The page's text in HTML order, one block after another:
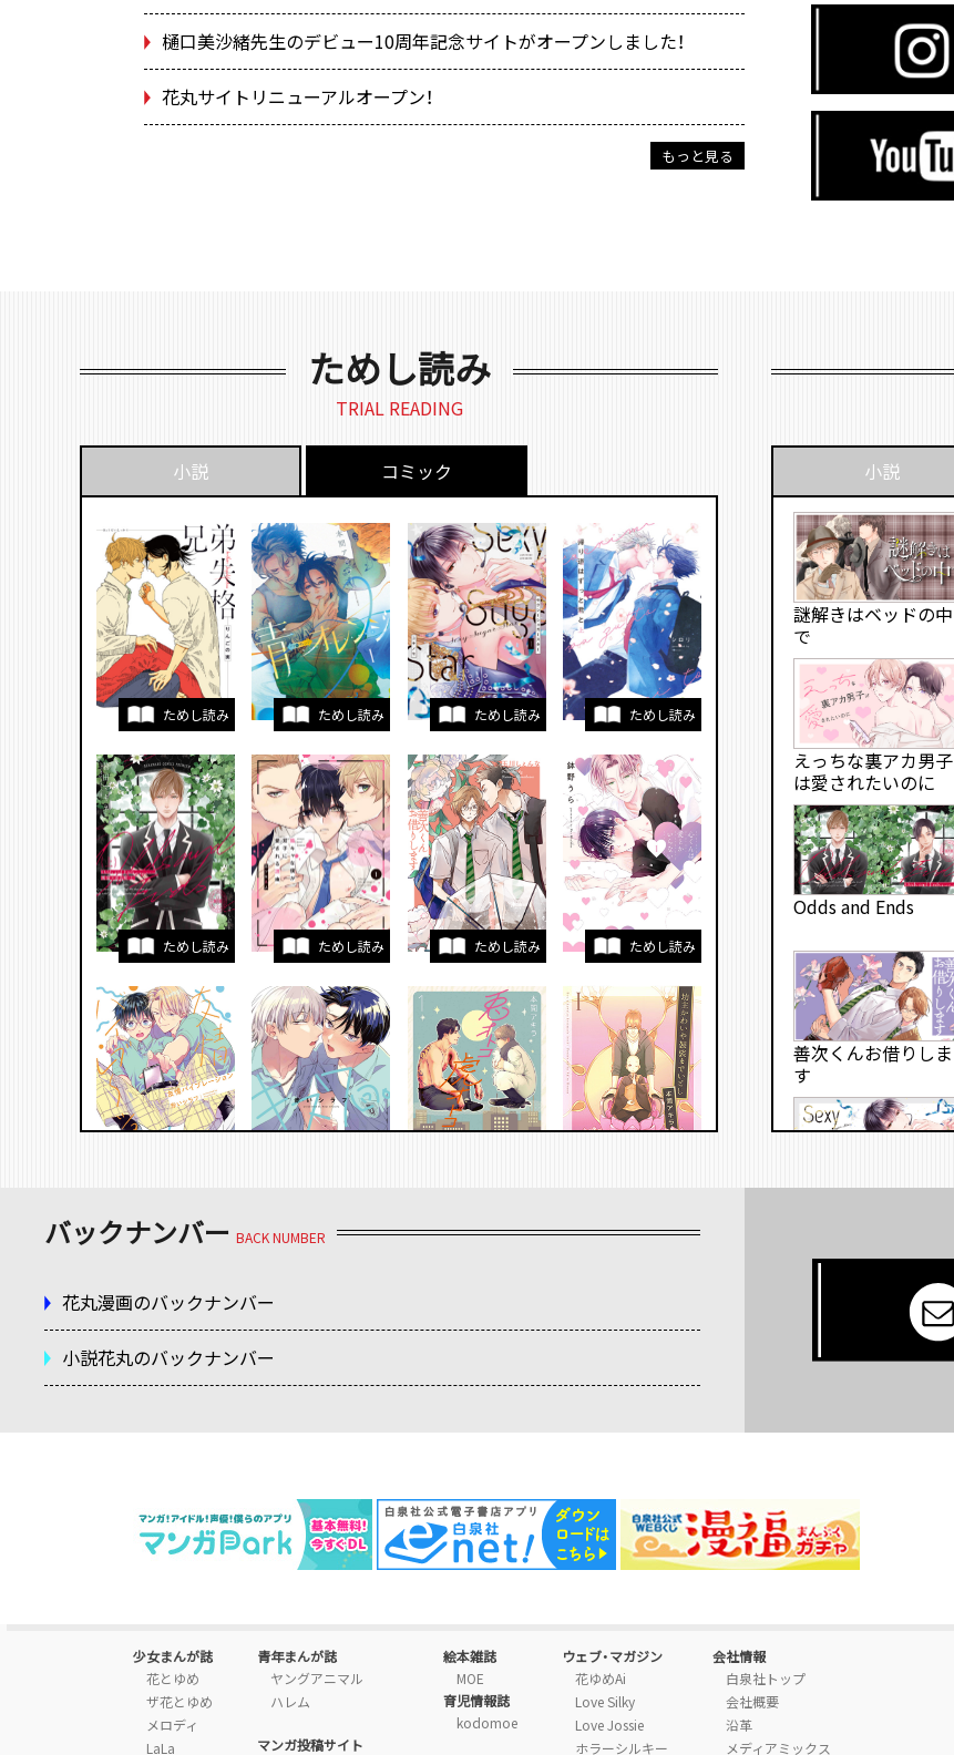
樋口美沙緒先生のデビュー10周年記念サイトがオープンしました！
花丸サイトリニューアルオープン！
もっと見る
ためし読み
TRIAL READING
小説 コミック
ためし読み ためし読み ためし読み ためし読み
ためし読み ためし読み ためし読み ためし読み
小説
謎解きはベッドの中
で
えっちな裏アカ男子
は愛されたいのに
Odds and Ends
善次くんお借りしま
す
でいとし
バックナンバーBACK NUMBER
花丸漫画のバックナンバー
小説花丸のバックナンバー
少女まんが誌
花とゆめ
ザ花とゆめ
メロディ
LaLa
青年まんが誌
ヤングアニマル
ハレム
マンガ投稿サイト
絵本雑誌
MOE
育児情報誌
kodomoe
ウェブ・マガジン
花ゆめAi
Love Silky
Love Jossie
ホラーシルキー
会社情報
白泉社トップ
会社概要
沿革
メディアミックス